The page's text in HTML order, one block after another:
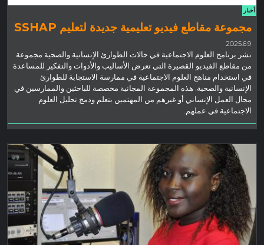
أخبار
مجموعة مقاطع فيديو تعليمية جديدة لتعليم SSHAP
2025.6.9
نشر برنامج العلوم الاجتماعية في حالات الطوارئ الإنسانية والصحية مجموعة
من مقاطع الفيديو القصيرة التي تعرض الأساليب والأدوات والتفكير للمساعدة
في استخدام مناهج العلوم الاجتماعية في ممارسة الاستجابة للطوارئ
الإنسانية والصحية. هذه المجموعة المجانية مخصصة للباحثين والممارسين في
مجال العمل الإنساني أو غيرهم من المهتمين بتعلم ودمج تحليل العلوم
الاجتماعية في عملهم.